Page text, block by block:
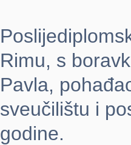
Rimu, s
Pavla,
sveučilištu i
godine.